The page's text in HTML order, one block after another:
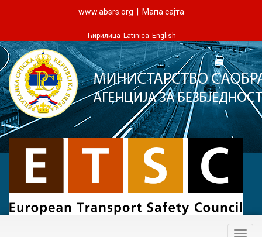
www.absrs.org Мапа сајта
Ћирилица Latinica English